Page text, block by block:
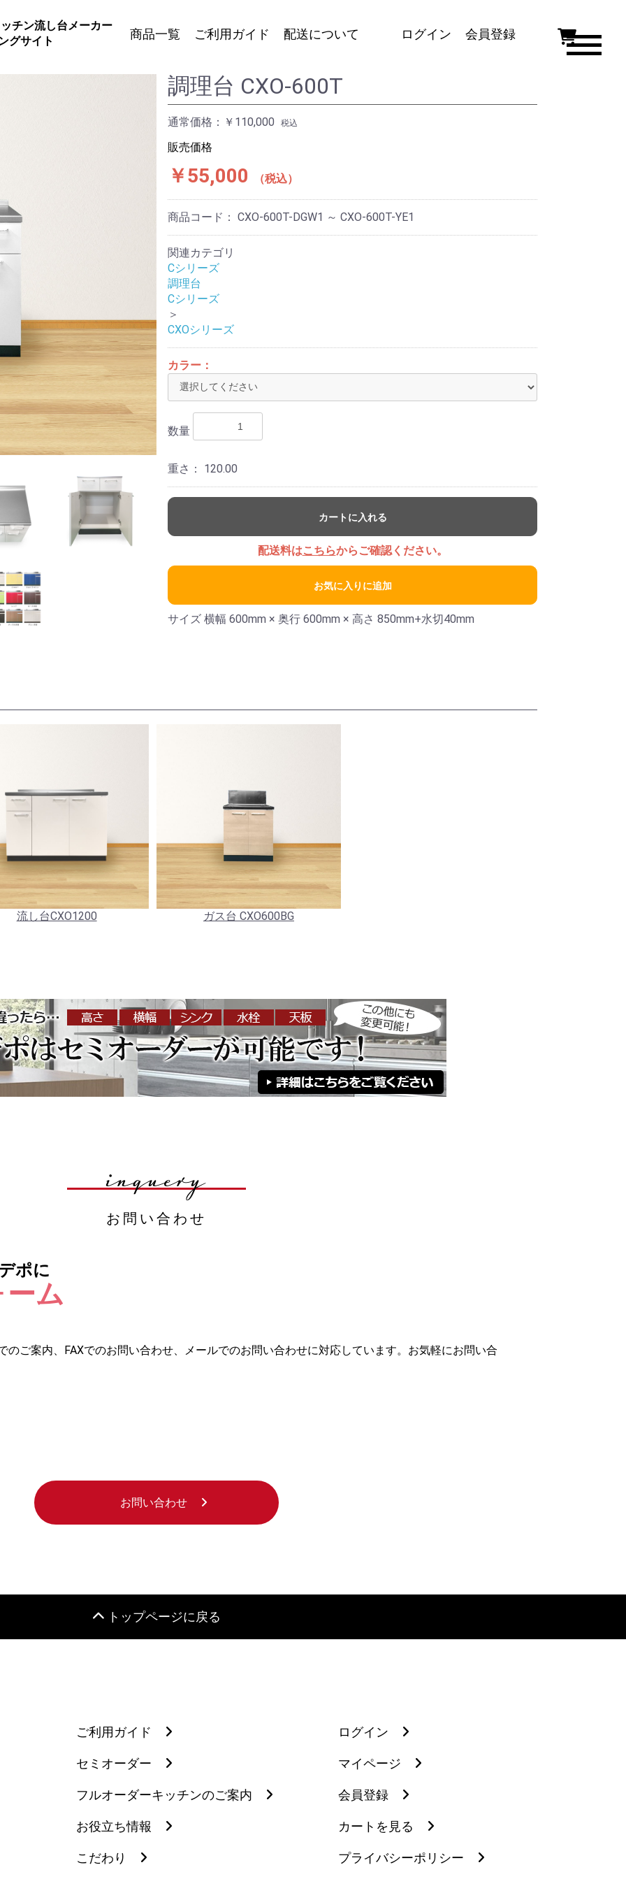
チン流し台メーカー
グサイト
商品一覧
Fシリーズ
家族が集う、ファミリー向けキッチ
使い勝手の良いスライド引出し
コンパクトタイプキッチン
キッチンデポオリジナルモデル、引
自由
Vシリーズ
選べる水栓タイプ
きるシリーズ
賃貸住宅での利用に適した標準的な
ガス台＋調理台＋吊戸棚シリーズ
組み合わせを想定した調理台のみの
みの
オプション機器
ガスコンロや水栓など、キッチン関
連のオプション機器
ご利用ガイド 配送について ログイン 会員登録
調理台 CXO-600T
通常価格： ￥110,000 税込
販売価格
￥55,000 税込
商品コード： CXO-600T-DGW1 ～ CXO-600T-YE1
関連カテゴリ
Cシリーズ
調理台
Cシリーズ
＞
CXOシリーズ
カラー：
数量
重さ： 120.00
カートに入れる
配送料はこちらからご確認ください。
お買い物を続ける カートへ進む
お気に入りに追加
サイズ 横幅 600mm × 奥行 600mm × 高さ 850mm+水切40mm
流し台CXO1200 ガス台 CXO600BG
inquery
お問い合わせ
ポに
ム
のご案内、FAXでのお問い合わせ、メールでのお問い合わせに対応しています。お気軽にお問い合
お問い合わせ
トップページに戻る
ご利用ガイド
セミオーダー
フルオーダーキッチンのご案内
お役立ち情報
こだわり
ログイン
マイページ
会員登録
カートを見る
プライバシーポリシー